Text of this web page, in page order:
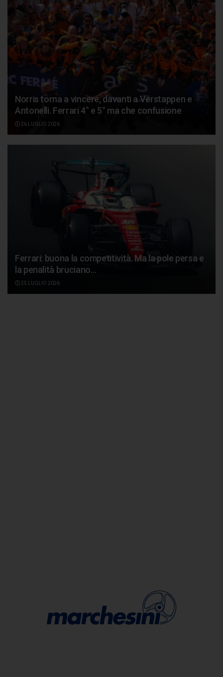
Norris torna a vincere, davanti a Verstappen e
Antonelli. Ferrari 4° e 5° ma che confusione
26 LUGLIO 2026
Ferrari: buona la competitività. Ma la pole persa e
la penalità bruciano…
25 LUGLIO 2026